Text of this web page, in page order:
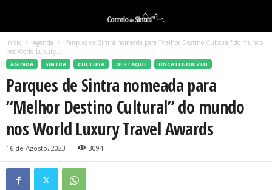
Início Agenda
Parques de Sintra nomeada para “Melhor Destino Cultural” do mundo
nos World Luxury...
AGENDA SINTRA CULTURA DESTAQUE UNCATEGORIZED
Parques de Sintra nomeada para
“Melhor Destino Cultural” do mundo
nos World Luxury Travel Awards
16 de Agosto, 2023 3094